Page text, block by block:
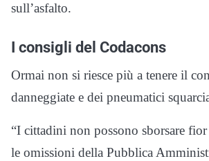
sull’asfalto.
I consigli del Codacons
Ormai non si riesce più a tenere il
danneggiate e dei pneumatici
“I cittadini non possono sborsare
le omissioni della Pubblica